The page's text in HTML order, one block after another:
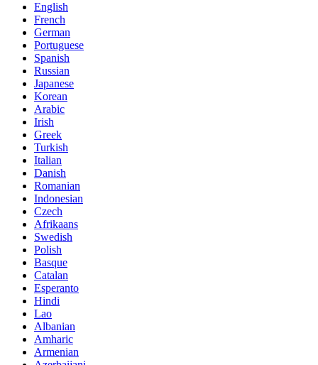
English
French
German
Portuguese
Spanish
Russian
Japanese
Korean
Arabic
Irish
Greek
Turkish
Italian
Danish
Romanian
Indonesian
Czech
Afrikaans
Swedish
Polish
Basque
Catalan
Esperanto
Hindi
Lao
Albanian
Amharic
Armenian